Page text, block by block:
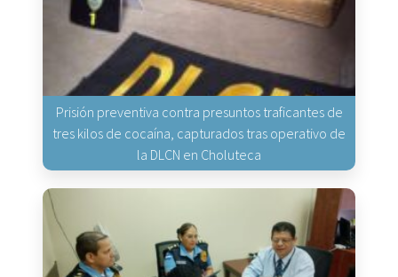
Prisión preventiva contra presuntos traficantes de
tres kilos de cocaína, capturados tras operativo de
la DLCN en Choluteca